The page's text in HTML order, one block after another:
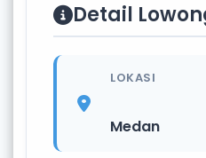
Detail
LOKASI
Medan